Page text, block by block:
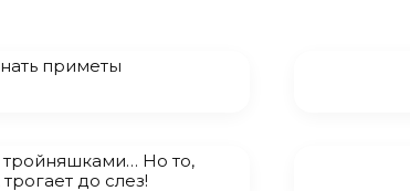
приметы
Но то,
до слез!